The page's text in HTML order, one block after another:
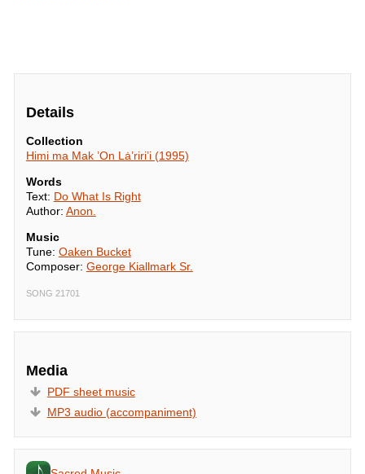
Details
Collection
Himi ma Mak ’On Lȧ’riri’i (1995)
Words
Text: Do What Is Right
Author: Anon.
Music
Tune: Oaken Bucket
Composer: George Kiallmark Sr.
SONG 21701
Media
PDF sheet music
MP3 audio (accompaniment)